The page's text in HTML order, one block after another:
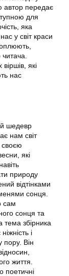
автор передає
для
яка
у світ краси
які
нас
шедевр
нам світ
своєю
які
природу
відтінками
сонця.
сам
сонця та
тема збірника
і
пору. Він
життя.
поетичні